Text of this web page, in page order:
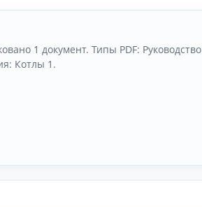
1 документ. Типы PDF: Руководство
Котлы 1.